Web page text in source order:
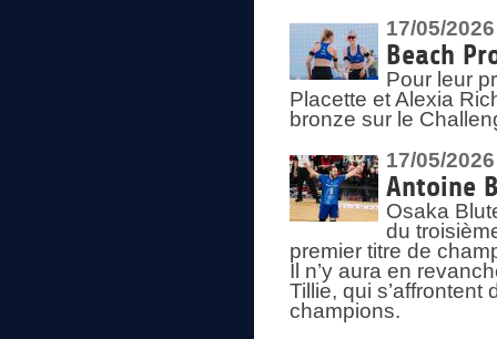
17/05/2026
Beach
Pour leur
Placette et Alexia
bronze sur le
17/05/2026
Antoine
Osaka
du
premier titre de
Il n’y aura en
Tillie, qui
champions.